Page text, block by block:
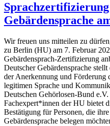
Gebärdensprache
Wir freuen uns mitteilen zu
zu Berlin (HU) am 7. Februar
Gebärdensprach-Zertifizierung
Deutscher Gebärdensprache
der Anerkennung und Förderung
legitimen Sprache und
Deutschen Gehörlosen-Bund
Fachexpert*innen der HU bietet
Bestätigung für Personen, die
Gebärdensprache belegen